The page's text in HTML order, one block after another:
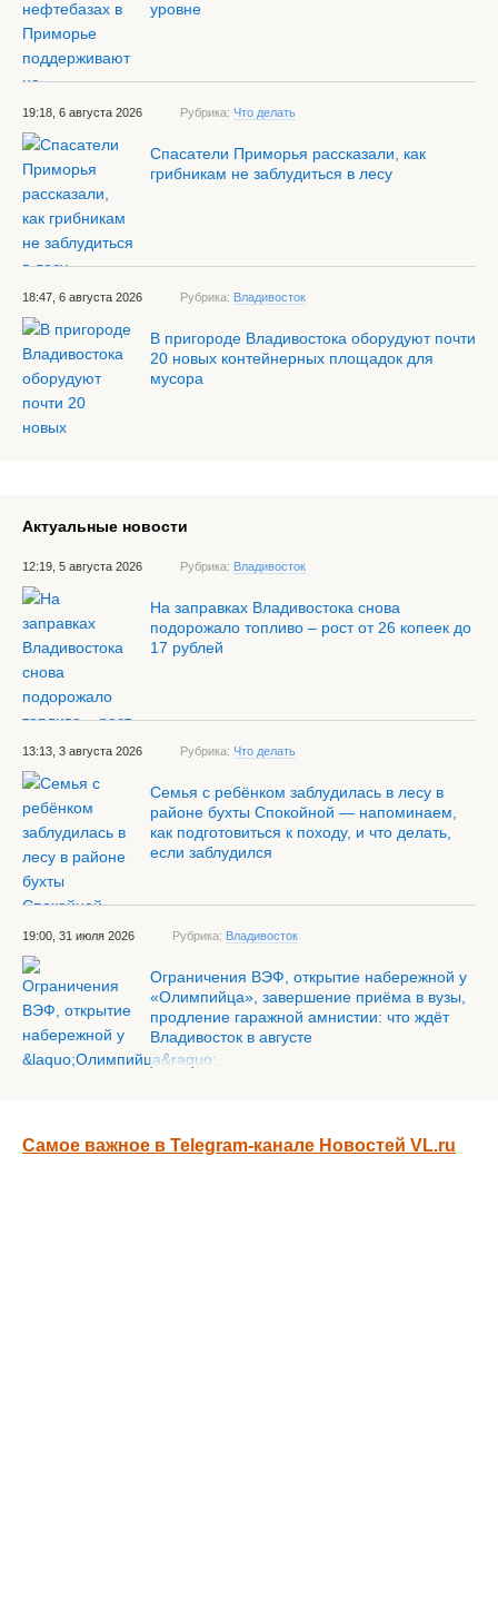
уровне
19:18, 6 августа 2026 Рубрика: Что делать
Спасатели Приморья рассказали, как
грибникам не заблудиться в лесу
18:47, 6 августа 2026 Рубрика: Владивосток
В пригороде Владивостока оборудуют почти
20 новых контейнерных площадок для
мусора
Актуальные новости
12:19, 5 августа 2026 Рубрика: Владивосток
На заправках Владивостока снова
подорожало топливо – рост от 26 копеек до
17 рублей
13:13, 3 августа 2026 Рубрика: Что делать
Семья с ребёнком заблудилась в лесу в
районе бухты Спокойной — напоминаем,
как подготовиться к походу, и что делать,
если заблудился
19:00, 31 июля 2026 Рубрика: Владивосток
Ограничения ВЭФ, открытие набережной у
«Олимпийца», завершение приёма в вузы,
продление гаражной амнистии: что ждёт
Владивосток в августе
Самое важное в Telegram-канале Новостей VL.ru